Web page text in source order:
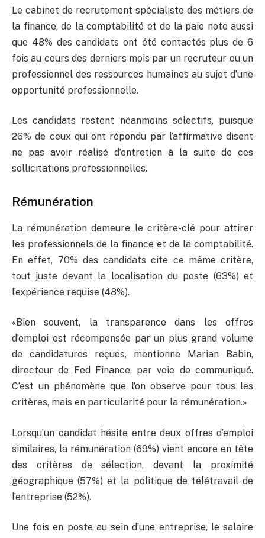
Le cabinet de recrutement spécialiste des métiers de
la finance, de la comptabilité et de la paie note aussi
que 48% des candidats ont été contactés plus de 6
fois au cours des derniers mois par un recruteur ou un
professionnel des ressources humaines au sujet d’une
opportunité professionnelle.
Les candidats restent néanmoins sélectifs, puisque
26% de ceux qui ont répondu par l’affirmative disent
ne pas avoir réalisé d’entretien à la suite de ces
sollicitations professionnelles.
Rémunération
La rémunération demeure le critère-clé pour attirer
les professionnels de la finance et de la comptabilité.
En effet, 70% des candidats cite ce même critère,
tout juste devant la localisation du poste (63%) et
l’expérience requise (48%).
«Bien souvent, la transparence dans les offres
d’emploi est récompensée par un plus grand volume
de candidatures reçues, mentionne Marian Babin,
directeur de Fed Finance, par voie de communiqué.
C’est un phénomène que l’on observe pour tous les
critères, mais en particularité pour la rémunération.»
Lorsqu’un candidat hésite entre deux offres d’emploi
similaires, la rémunération (69%) vient encore en tête
des critères de sélection, devant la proximité
géographique (57%) et la politique de télétravail de
l’entreprise (52%).
Une fois en poste au sein d’une entreprise, le salaire